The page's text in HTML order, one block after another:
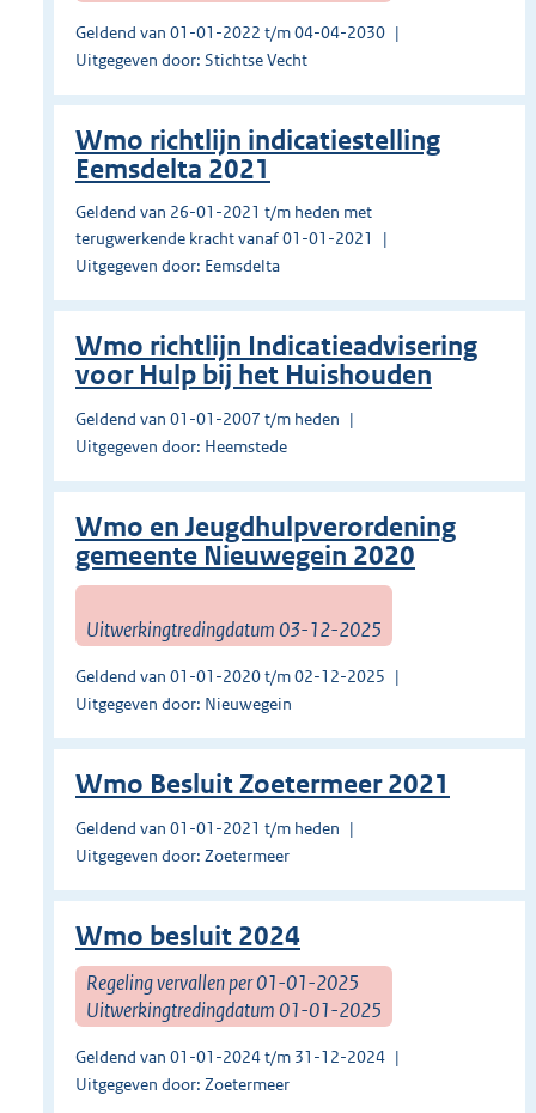
Geldend van 01-01-2022 t/m 04-04-2030
Uitgegeven door: Stichtse Vecht
Wmo richtlijn indicatiestelling
Eemsdelta 2021
Geldend van 26-01-2021 t/m heden met
terugwerkende kracht vanaf 01-01-2021
Uitgegeven door: Eemsdelta
Wmo richtlijn Indicatieadvisering
voor Hulp bij het Huishouden
Geldend van 01-01-2007 t/m heden
Uitgegeven door: Heemstede
Wmo en Jeugdhulpverordening
gemeente Nieuwegein 2020
Uitwerkingtredingdatum 03-12-2025
Geldend van 01-01-2020 t/m 02-12-2025
Uitgegeven door: Nieuwegein
Wmo Besluit Zoetermeer 2021
Geldend van 01-01-2021 t/m heden
Uitgegeven door: Zoetermeer
Wmo besluit 2024
Regeling vervallen per 01-01-2025
Uitwerkingtredingdatum 01-01-2025
Geldend van 01-01-2024 t/m 31-12-2024
Uitgegeven door: Zoetermeer